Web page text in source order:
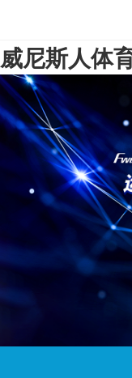
威尼斯人体